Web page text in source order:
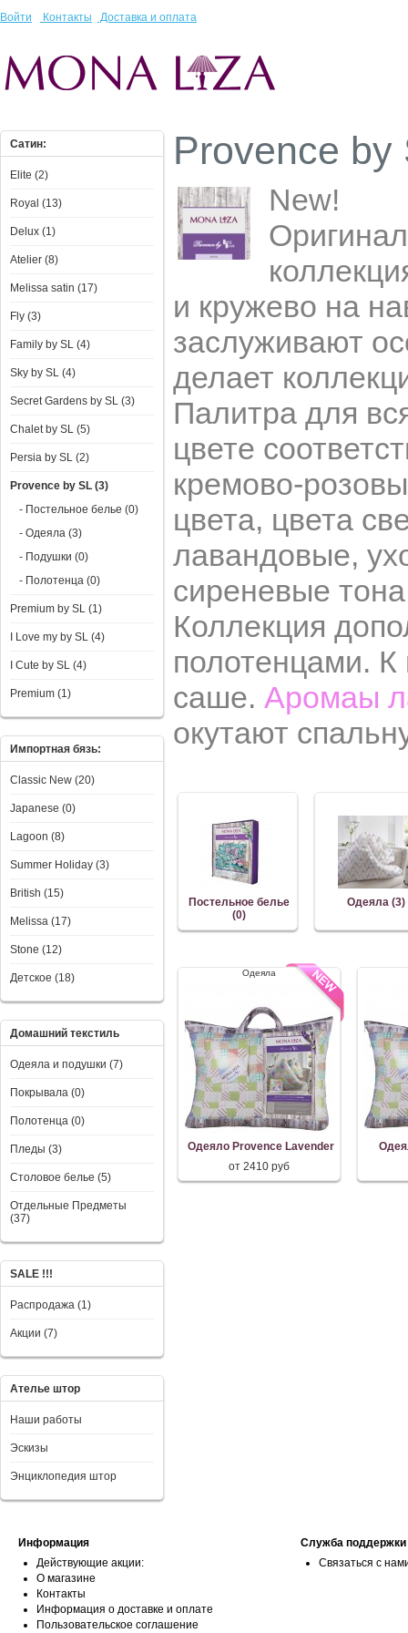
Войти Контакты Доставка и оплата
Сатин:
Elite (2)
Royal (13)
Delux (1)
Atelier (8)
Melissa satin (17)
Fly (3)
Family by SL (4)
Sky by SL (4)
Secret Gardens by SL (3)
Chalet by SL (5)
Persia by SL (2)
Provence by SL (3)
- Постельное белье (0)
- Одеяла (3)
- Подушки (0)
- Полотенца (0)
Premium by SL (1)
I Love my by SL (4)
I Сute by SL (4)
Premium (1)
Импортная бязь:
Classic New (20)
Japanese (0)
Lagoon (8)
Summer Holiday (3)
British (15)
Melissa (17)
Stone (12)
Детское (18)
Домашний текстиль
Одеяла и подушки (7)
Покрывала (0)
Полотенца (0)
Пледы (3)
Столовое белье (5)
Отдельные Предметы
(37)
SALE !!!
Распродажа (1)
Акции (7)
Ателье штор
Наши работы
Эскизы
Энциклопедия штор
Provence by
New!
и кружево на
заслуживают
делает
Палитра для
цвете
кремово-
цвета, цвета
лавандовые,
сиреневые
Коллекция
полотенцами. К
саше. Аромаы
окутают
Постельное белье
(0)
Одеяла (3)
Одеяла
Одеяло Provence Lavender
от 2410 руб
Информация
Действующие акции:
О магазине
Контакты
Информация о доставке и оплате
Пользовательское соглашение
Служба поддержки
Связаться с